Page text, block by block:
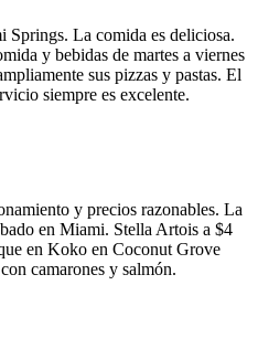
La comida es deliciosa.
y bebidas de martes a viernes
sus pizzas y pastas. El
siempre es excelente.
y precios razonables. La
en Miami. Stella Artois a $4
en Koko en Coconut Grove
camarones y salmón.